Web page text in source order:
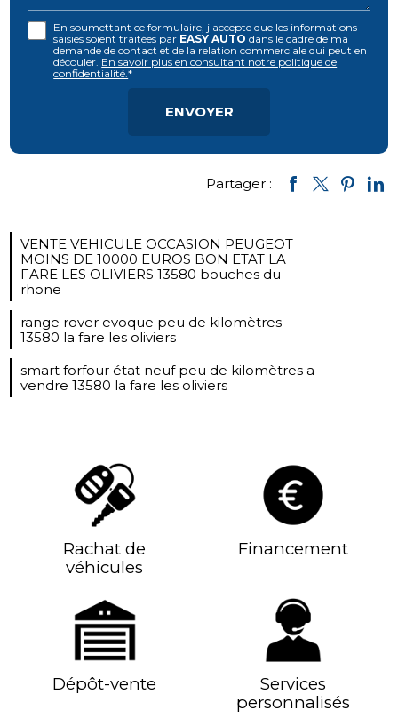
En soumettant ce formulaire, j'accepte que les informations
saisies soient traitées par EASY AUTO dans le cadre de ma
demande de contact et de la relation commerciale qui peut en
découler. En savoir plus en consultant notre politique de
confidentialité.*
Partager :
VENTE VEHICULE OCCASION PEUGEOT
MOINS DE 10000 EUROS BON ETAT LA
FARE LES OLIVIERS 13580 bouches du
rhone
range rover evoque peu de kilomètres
13580 la fare les oliviers
smart forfour état neuf peu de kilomètres a
vendre 13580 la fare les oliviers
Rachat de
véhicules
Financement
Dépôt-vente
Services
personnalisés